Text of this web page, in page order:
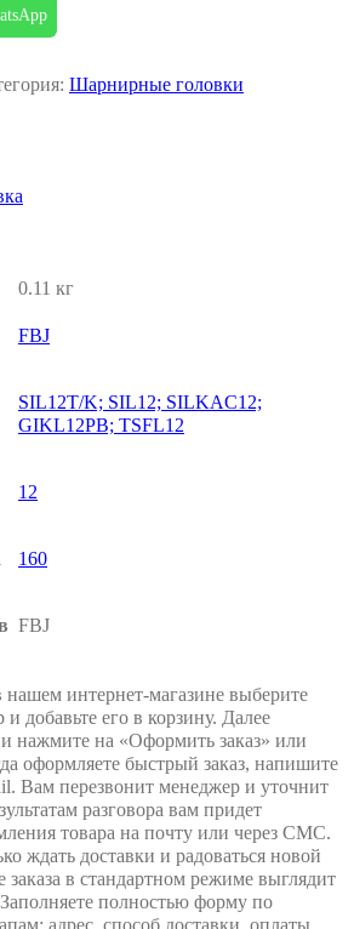
Шарнирные головки
0.11 кг
FBJ
SIL12T/K; SIL12; SILKAC12;
GIKL12PB; TSFL12
12
160
FBJ
нашем интернет-магазине выберите
добавьте его в корзину. Далее
нажмите на «Оформить заказ» или
оформляете быстрый заказ, напишите
Вам перезвонит менеджер и уточнит
разговора вам придет
товара на почту или через СМС.
ждать доставки и радоваться новой
в стандартном режиме выглядит
полностью форму по
адрес, способ доставки, оплаты,